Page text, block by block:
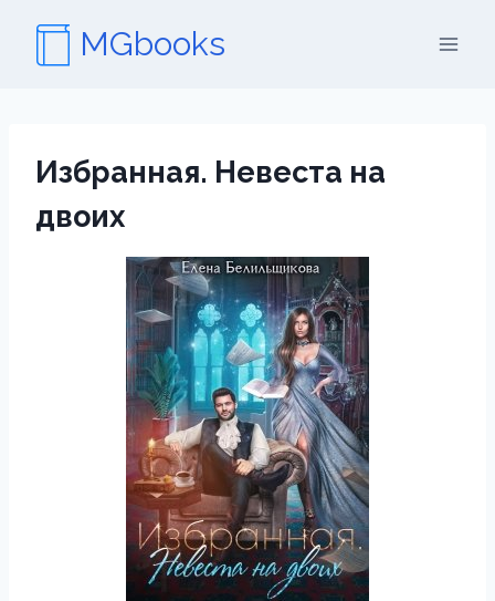
содержимому
MGbooks
Избранная. Невеста на
двоих